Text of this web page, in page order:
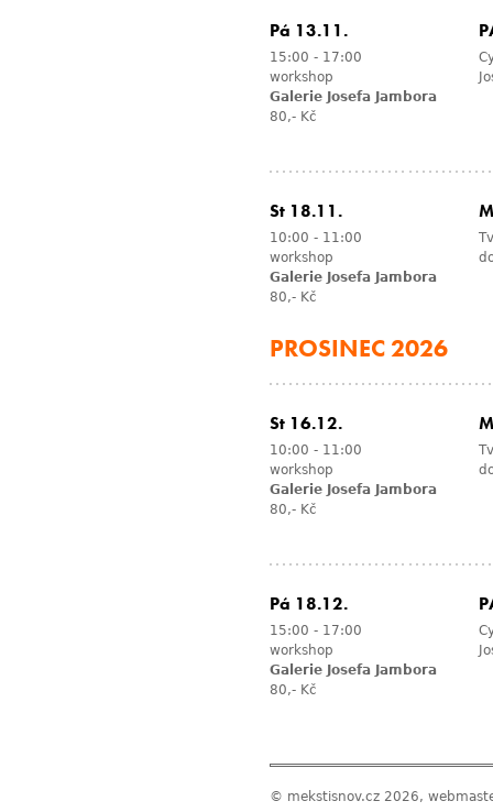
Pá 13.11.
15:00 - 17:00
workshop
Galerie Josefa Jambora
80,- Kč
St 18.11.
10:00 - 11:00
workshop
Galerie Josefa Jambora
80,- Kč
PROSINEC 2026
St 16.12.
10:00 - 11:00
workshop
Galerie Josefa Jambora
80,- Kč
Pá 18.12.
15:00 - 17:00
workshop
Galerie Josefa Jambora
80,- Kč
© mekstisnov.cz 2026,